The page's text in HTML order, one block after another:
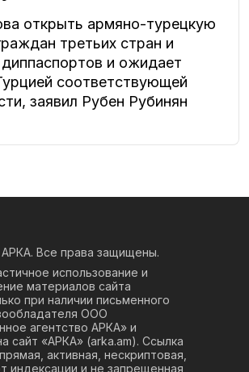
открыть армяно-турецкую
третьих стран и
и ожидает
соответствующей
заявил Рубен Рубинян
АРКА. Все права защищены.
использование и
материалов сайта
при наличии письменного
ООО
агентство АРКА» и
сайт «АРКА» (arka.am). Ссылка
активная, нескриптовая,
индексации и не запрещенная